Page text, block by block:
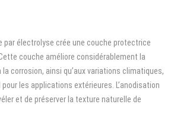
électrolyse crée une couche protectrice
couche améliore considérablement la
corrosion, ainsi qu’aux variations climatiques,
les applications extérieures. L’anodisation
et de préserver la texture naturelle de